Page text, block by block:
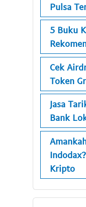
Pulsa
5 Buku
Cek
Token
Jasa
Bank
Kripto